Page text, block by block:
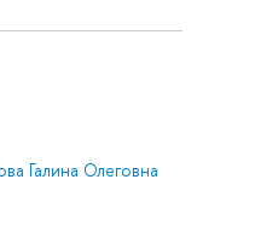
Галина Олеговна